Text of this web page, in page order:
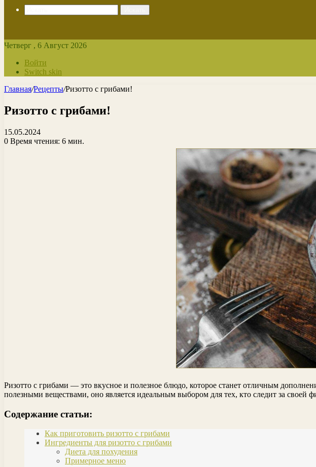
Четверг , 6 Август 2026
Войти
Switch skin
Главная/Рецепты/Ризотто с грибами!
Ризотто с грибами!
15.05.2024
0 Время чтения: 6 мин.
Ризотто с грибами — это вкусное и полезное блюдо, которое станет отличным
полезными веществами, оно является идеальным выбором для тех, кто следит за своей
Содержание статьи:
Как приготовить ризотто с грибами
Ингредиенты для ризотто с грибами
Диета для похудения
Примерное меню